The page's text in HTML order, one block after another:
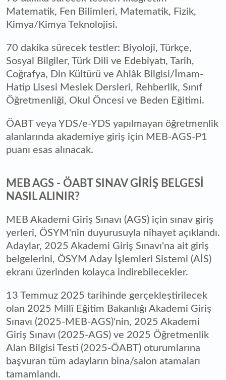
Matematik, Fen Bilimleri, Matematik, Fizik,
Kimya/Kimya Teknolojisi.
70 dakika sürecek testler: Biyoloji, Türkçe,
Sosyal Bilgiler, Türk Dili ve Edebiyatı, Tarih,
Coğrafya, Din Kültürü ve Ahlâk Bilgisi/İmam-
Hatip Lisesi Meslek Dersleri, Rehberlik, Sınıf
Öğretmenliği, Okul Öncesi ve Beden Eğitimi.
ÖABT veya YDS/e-YDS yapılmayan öğretmenlik
alanlarında akademiye giriş için MEB-AGS-P1
puanı esas alınacak.
MEB AGS - ÖABT SINAV GİRİŞ BELGESİ
NASIL ALINIR?
MEB Akademi Giriş Sınavı (AGS) için sınav giriş
yerleri, ÖSYM'nin duyurusuyla nihayet açıklandı.
Adaylar, 2025 Akademi Giriş Sınavı'na ait giriş
belgelerini, ÖSYM Aday İşlemleri Sistemi (AİS)
ekranı üzerinden kolayca indirebilecekler.
13 Temmuz 2025 tarihinde gerçekleştirilecek
olan 2025 Millî Eğitim Bakanlığı Akademi Giriş
Sınavı (2025-MEB-AGS)'nin, 2025 Akademi
Giriş Sınavı (2025-AGS) ve 2025 Öğretmenlik
Alan Bilgisi Testi (2025-ÖABT) oturumlarına
başvuran tüm adayların bina/salon atamaları
tamamlandı.